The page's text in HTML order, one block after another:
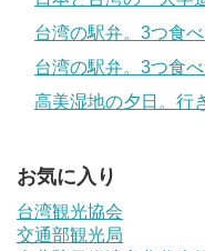
台湾の駅弁。3つ食
台湾の駅弁。3つ食
高美湿地の夕日。行
お気に入り
台湾観光協会
交通部観光局